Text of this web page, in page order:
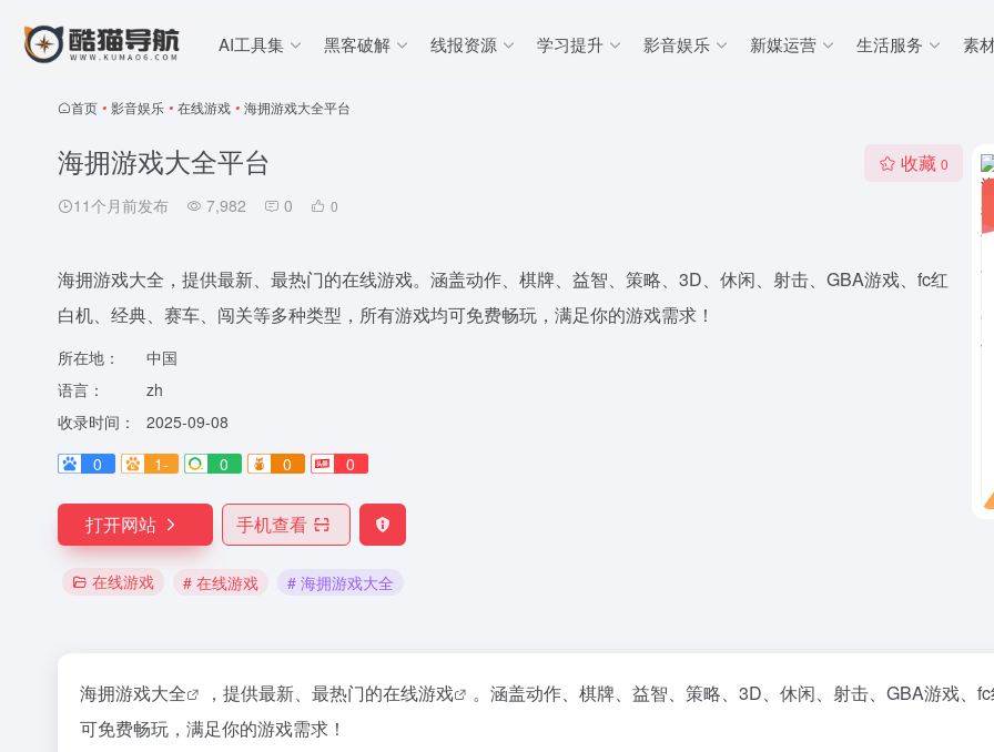
AI工具集 黑客破解 线报资源 学习提升 影音娱乐 新媒运营 生活服务 素
首页 • 影音娱乐 • 在线游戏 • 海拥游戏大全平台
海拥游戏大全平台
11个月前发布 7,982 0 0
收藏 0
海拥游戏大全，提供最新、最热门的在线游戏。涵盖动作、棋牌、益智、策略、3D、休闲、射击、GBA游戏、fc红
白机、经典、赛车、闯关等多种类型，所有游戏均可免费畅玩，满足你的游戏需求！
所在地：
中国
语言：
zh
收录时间：
2025-09-08
0
1- 0 0 0
打开网站 手机查看
在线游戏 # 在线游戏 # 海拥游戏大全
海拥游戏大全 ，提供最新、最热门的在线游戏
。涵盖动作、棋牌、益智、策略、3D、休闲、射击、GBA游戏、
可免费畅玩，满足你的游戏需求！